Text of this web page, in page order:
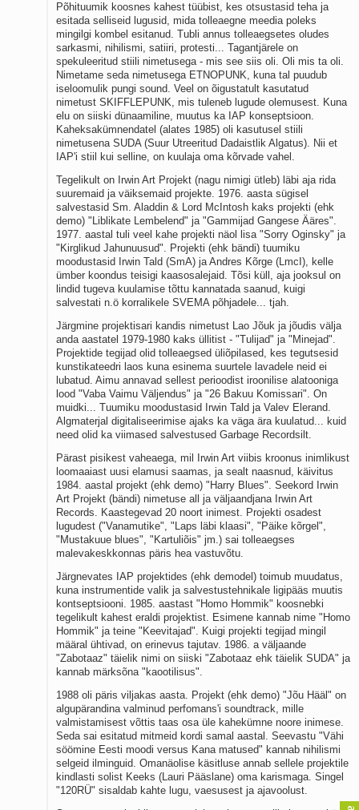
Omaette
Perekondlik
Kassimäng
Läänemere lained
Üle müüri
Valgusemaastikud
Kaks pihtimust
Ahtumine
Braueri lint
Põhituumik koosnes kahest tüübist, kes otsustasid teha ja
esitada selliseid lugusid, mida tolleaegne meedia poleks
mingilgi kombel esitanud. Tubli annus tolleaegsetes oludes
sarkasmi, nihilismi, satiiri, protesti... Tagantjärele on
spekuleeritud stiili nimetusega - mis see siis oli. Oli mis ta oli.
Nimetame seda nimetusega ETNOPUNK, kuna tal puudub
iseloomulik pungi sound. Veel on õigustatult kasutatud
nimetust SKIFFLEPUNK, mis tuleneb lugude olemusest. Kuna
elu on siiski dünaamiline, muutus ka IAP konseptsioon.
Kaheksakümnendatel (alates 1985) oli kasutusel stiili
nimetusena SUDA (Suur Utreeritud Dadaistlik Algatus). Nii et
IAP'i stiil kui selline, on kuulaja oma kõrvade vahel.
Tegelikult on Irwin Art Projekt (nagu nimigi ütleb) läbi aja rida
suuremaid ja väiksemaid projekte. 1976. aasta sügisel
salvestasid Sm. Aladdin & Lord McIntosh kaks projekti (ehk
demo) "Liblikate Lembelend" ja "Gammijad Gangese Ääres".
1977. aastal tuli veel kahe projekti näol lisa "Sorry Oginsky" ja
"Kirglikud Jahunuusud". Projekti (ehk bändi) tuumiku
moodustasid Irwin Tald (SmA) ja Andres Kõrge (LmcI), kelle
ümber koondus teisigi kaasosalejaid. Tõsi küll, aja jooksul on
lindid tugeva kuulamise tõttu kannatada saanud, kuigi
salvestati n.ö korralikele SVEMA põhjadele... tjah.
Järgmine projektisari kandis nimetust Lao Jõuk ja jõudis välja
anda aastatel 1979-1980 kaks üllitist - "Tulijad" ja "Minejad".
Projektide tegijad olid tolleaegsed üliõpilased, kes tegutsesid
kunstikateedri laos kuna esinema suurtele lavadele neid ei
lubatud. Aimu annavad sellest perioodist iroonilise alatooniga
lood "Vaba Vaimu Väljendus" ja "26 Bakuu Komissari". On
muidki... Tuumiku moodustasid Irwin Tald ja Valev Elerand.
Algmaterjal digitaliseerimise ajaks ka väga ära kuulatud... kuid
need olid ka viimased salvestused Garbage Recordsilt.
Pärast pisikest vaheaega, mil Irwin Art viibis kroonus inimlikust
loomaaiast uusi elamusi saamas, ja sealt naasnud, käivitus
1984. aastal projekt (ehk demo) "Harry Blues". Seekord Irwin
Art Projekt (bändi) nimetuse all ja väljaandjana Irwin Art
Records. Kaastegevad 20 noort inimest. Projekti osadest
lugudest ("Vanamutike", "Laps läbi klaasi", "Päike kõrgel",
"Mustakuue blues", "Kartuliõis" jm.) sai tolleaegses
malevakeskkonnas päris hea vastuvõtu.
Järgnevates IAP projektides (ehk demodel) toimub muudatus,
kuna instrumentide valik ja salvestustehnikale ligipääs muutis
kontseptsiooni. 1985. aastast "Homo Hommik" koosnebki
tegelikult kahest eraldi projektist. Esimene kannab nime "Homo
Hommik" ja teine "Keevitajad". Kuigi projekti tegijad mingil
määral ühtivad, on erinevus tajutav. 1986. a väljaande
"Zabotaaz" täielik nimi on siiski "Zabotaaz ehk täielik SUDA" ja
kannab märksõna "kaootilisus".
1988 oli päris viljakas aasta. Projekt (ehk demo) "Jõu Hääl" on
algupärandina valminud perfomans'i soundtrack, mille
valmistamisest võttis taas osa üle kahekümne noore inimese.
Seda sai esitatud mitmeid kordi samal aastal. Seevastu "Vähi
söömine Eesti moodi versus Kana matused" kannab nihilismi
selgeid ilminguid. Omanäolise käsitluse annab sellele projektile
kindlasti solist Keeks (Lauri Pääslane) oma karismaga. Singel
"120RÜ" sisaldab kahte lugu, vaesusest ja ajavoolust.